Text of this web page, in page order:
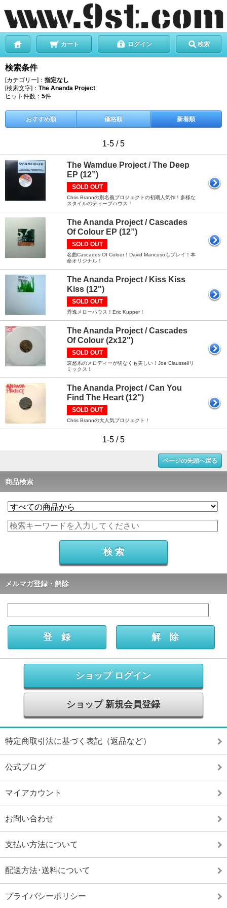
カート ログイン 検索
検索条件
[カテゴリー]： 指定なし
[検索文字]： The Ananda Project
ヒット件数： 5件
おすすめ順 価格順 新着順
1-5 / 5
The Wamdue Project / The Deep
EP (12”)
SOLD OUT
Chris Brannの別名義プロジェクトの初期人気作！多様な
スタイルのディープハウス！
The Ananda Project / Cascades
Of Colour EP (12”)
SOLD OUT
名曲Cascades Of Colour！David Mancusoもプレイ！本
命オリジナル！
The Ananda Project / Kiss Kiss
Kiss (12")
SOLD OUT
秀逸メローハウス！Eric Kupper！
The Ananda Project / Cascades
Of Colour (2x12")
SOLD OUT
哀愁系のメロディーが切なくも美しい！Joe Claussellリ
ミックス！
The Ananda Project / Can You
Find The Heart (12")
SOLD OUT
Chris Brannの大人気プロジェクト！
1-5 / 5
ページの先頭へ戻る
商品検索
メルマガ登録・解除
ショップ ログイン
ショップ 新規会員登録
特定商取引法に基づく表記（返品など）
公式ブログ
マイアカウント
お問い合わせ
支払い方法について
配送方法･送料について
プライバシーポリシー